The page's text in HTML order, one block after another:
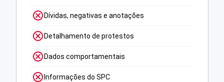
Dívidas, negativas e anotações
Detalhamento de protestos
Dados comportamentais
Informações do SPC